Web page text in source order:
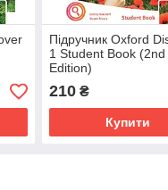
Підручник Oxford
1 Student Book (2nd
Edition)
210₴
Купити